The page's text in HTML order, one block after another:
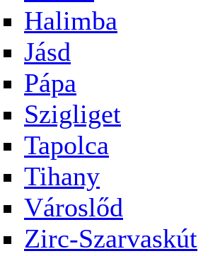
Halimba
Jásd
Pápa
Szigliget
Tapolca
Tihany
Városlőd
Zirc-Szarvaskút